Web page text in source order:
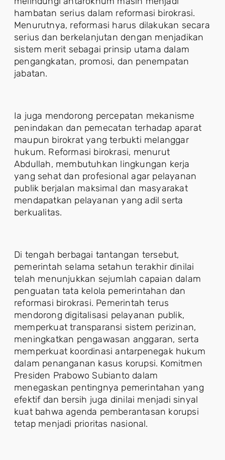
hambatan serius dalam reformasi birokrasi.
Menurutnya, reformasi harus dilakukan secara
serius dan berkelanjutan dengan menjadikan
sistem merit sebagai prinsip utama dalam
pengangkatan, promosi, dan penempatan
jabatan.
Ia juga mendorong percepatan mekanisme
penindakan dan pemecatan terhadap aparat
maupun birokrat yang terbukti melanggar
hukum. Reformasi birokrasi, menurut
Abdullah, membutuhkan lingkungan kerja
yang sehat dan profesional agar pelayanan
publik berjalan maksimal dan masyarakat
mendapatkan pelayanan yang adil serta
berkualitas.
Di tengah berbagai tantangan tersebut,
pemerintah selama setahun terakhir dinilai
telah menunjukkan sejumlah capaian dalam
penguatan tata kelola pemerintahan dan
reformasi birokrasi. Pemerintah terus
mendorong digitalisasi pelayanan publik,
memperkuat transparansi sistem perizinan,
meningkatkan pengawasan anggaran, serta
memperkuat koordinasi antarpenegak hukum
dalam penanganan kasus korupsi. Komitmen
Presiden Prabowo Subianto dalam
menegaskan pentingnya pemerintahan yang
efektif dan bersih juga dinilai menjadi sinyal
kuat bahwa agenda pemberantasan korupsi
tetap menjadi prioritas nasional.